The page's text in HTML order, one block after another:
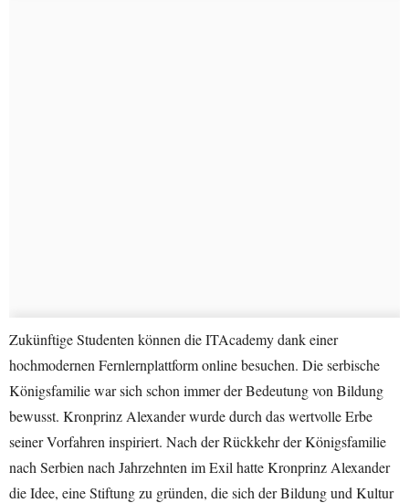
Zukünftige Studenten können die ITAcademy dank einer
hochmodernen Fernlernplattform online besuchen. Die serbische
Königsfamilie war sich schon immer der Bedeutung von Bildung
bewusst. Kronprinz Alexander wurde durch das wertvolle Erbe
seiner Vorfahren inspiriert. Nach der Rückkehr der Königsfamilie
nach Serbien nach Jahrzehnten im Exil hatte Kronprinz Alexander
die Idee, eine Stiftung zu gründen, die sich der Bildung und Kultur